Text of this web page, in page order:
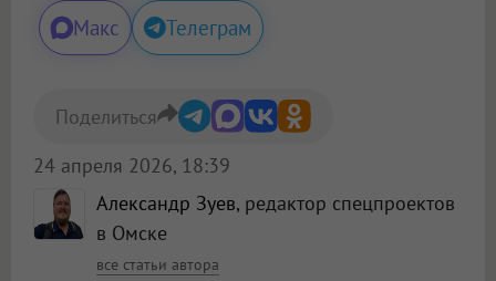
Макс Телеграм
Александр Зуев, редактор спецпроектов
в Омске
все статьи автора
24 апреля 2026, 18:39
Поделиться